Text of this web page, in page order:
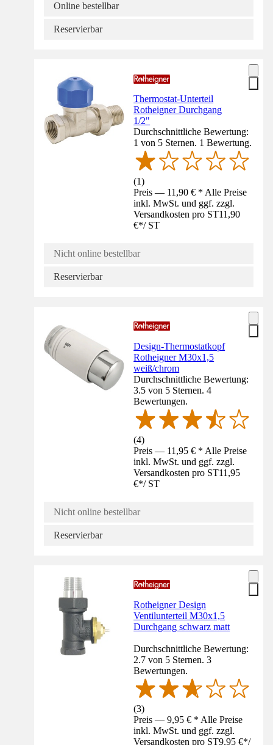
Online bestellbar
Reservierbar
Thermostat-Unterteil
Rotheigner Durchgang
1/2"
Durchschnittliche Bewertung:
1 von 5 Sternen. 1 Bewertung.
(1)
Preis — 11,90 € * Alle Preise
inkl. MwSt. und ggf. zzgl.
Versandkosten pro ST11,90
€*/ ST
Nicht online bestellbar
Reservierbar
Design-Thermostatkopf
Rotheigner M30x1,5
weiß/chrom
Durchschnittliche Bewertung:
3.5 von 5 Sternen. 4
Bewertungen.
(4)
Preis — 11,95 € * Alle Preise
inkl. MwSt. und ggf. zzgl.
Versandkosten pro ST11,95
€*/ ST
Nicht online bestellbar
Reservierbar
Rotheigner Design
Ventilunterteil M30x1,5
Durchgang schwarz matt
Durchschnittliche Bewertung:
2.7 von 5 Sternen. 3
Bewertungen.
(3)
Preis — 9,95 € * Alle Preise
inkl. MwSt. und ggf. zzgl.
Versandkosten pro ST9,95 €*/